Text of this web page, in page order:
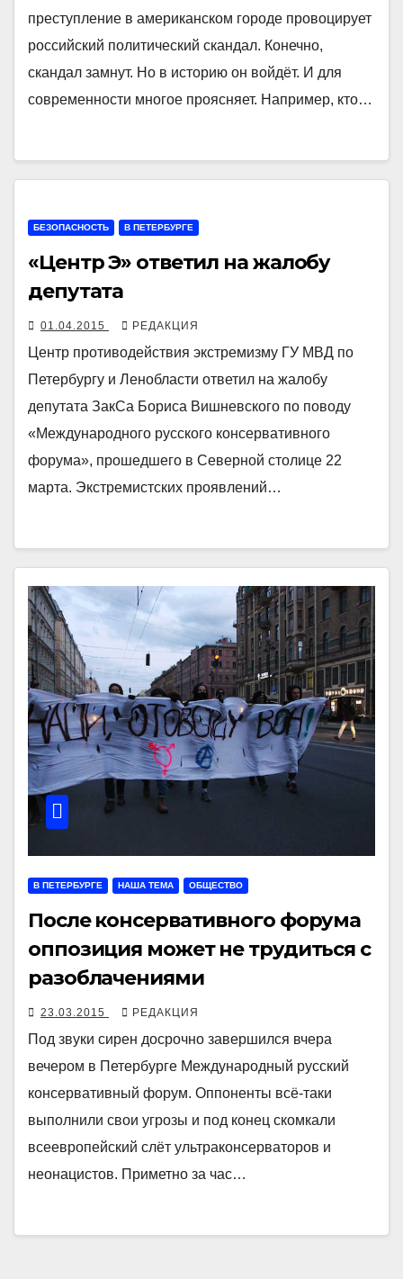
преступление в американском городе провоцирует
российский политический скандал. Конечно,
скандал замнут. Но в историю он войдёт. И для
современности многое проясняет. Например, кто…
БЕЗОПАСНОСТЬ В ПЕТЕРБУРГЕ
«Центр Э» ответил на жалобу
депутата
01.04.2015 РЕДАКЦИЯ
Центр противодействия экстремизму ГУ МВД по
Петербургу и Ленобласти ответил на жалобу
депутата ЗакСа Бориса Вишневского по поводу
«Международного русского консервативного
форума», прошедшего в Северной столице 22
марта. Экстремистских проявлений…
В ПЕТЕРБУРГЕ НАША ТЕМА ОБЩЕСТВО
После консервативного форума
оппозиция может не трудиться с
разоблачениями
23.03.2015 РЕДАКЦИЯ
Под звуки сирен досрочно завершился вчера
вечером в Петербурге Международный русский
консервативный форум. Оппоненты всё-таки
выполнили свои угрозы и под конец скомкали
всеевропейский слёт ультраконсерваторов и
неонацистов. Приметно за час…